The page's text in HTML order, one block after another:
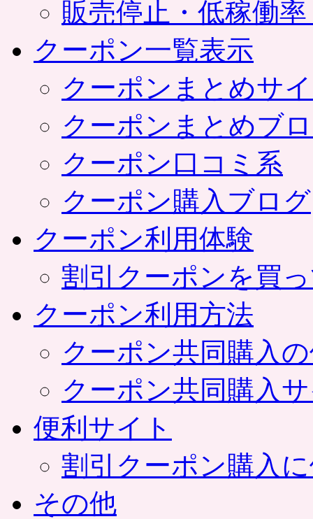
販売停止・低稼働
クーポン一覧表示
クーポンまとめサ
クーポンまとめブ
クーポン口コミ系
クーポン購入ブログ
クーポン利用体験
割引クーポンを買
クーポン利用方法
クーポン共同購入
クーポン共同購入
便利サイト
割引クーポン購入
その他